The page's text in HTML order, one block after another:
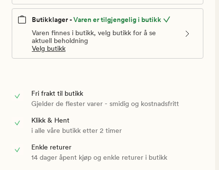
Butikklager -Varen er tilgjengelig i butikk
Varen finnes i butikk, velg butikk for å se
aktuell beholdning
Velg butikk
Fri frakt til butikk
Gjelder de flester varer - smidig og kostnadsfritt
Klikk & Hent
i alle våre butikk etter 2 timer
Enkle returer
14 dager åpent kjøp og enkle returer i butikk